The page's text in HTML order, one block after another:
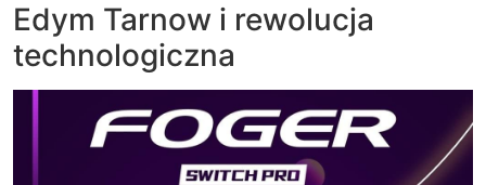
Edym Tarnow i rewolucja
technologiczna